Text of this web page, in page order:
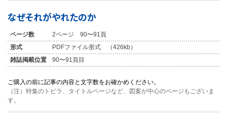
なぜそれがやれたのか
ページ数
2ページ 90〜91頁
形式
PDFファイル形式 （426kb）
雑誌掲載位置
90〜91頁目
ご購入の前に記事の内容と文字数をお確かめください。
（注）特集のトビラ、タイトルページなど、図案が中心のページもございま
す。